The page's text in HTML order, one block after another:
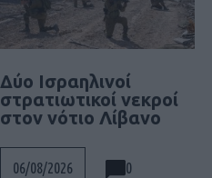
Δύο Ισραηλινοί
στρατιωτικοί νεκροί
στον νότιο Λίβανο
06/08/2026 0